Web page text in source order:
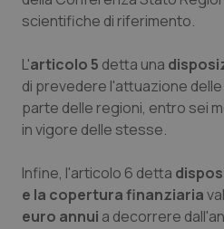
Tumore ovarico
Tumori del Polmone &
Tumori gastrointestinali
Ulcera & Reflusso
Vaccini
scientifiche di riferimento.
L'articolo 5 detta una
di prevedere l'attuazione
parte delle regioni, entro sei
in vigore delle stesse.
Infine, l'articolo 6 detta
e la copertura finanziaria
euro annui a decorrere